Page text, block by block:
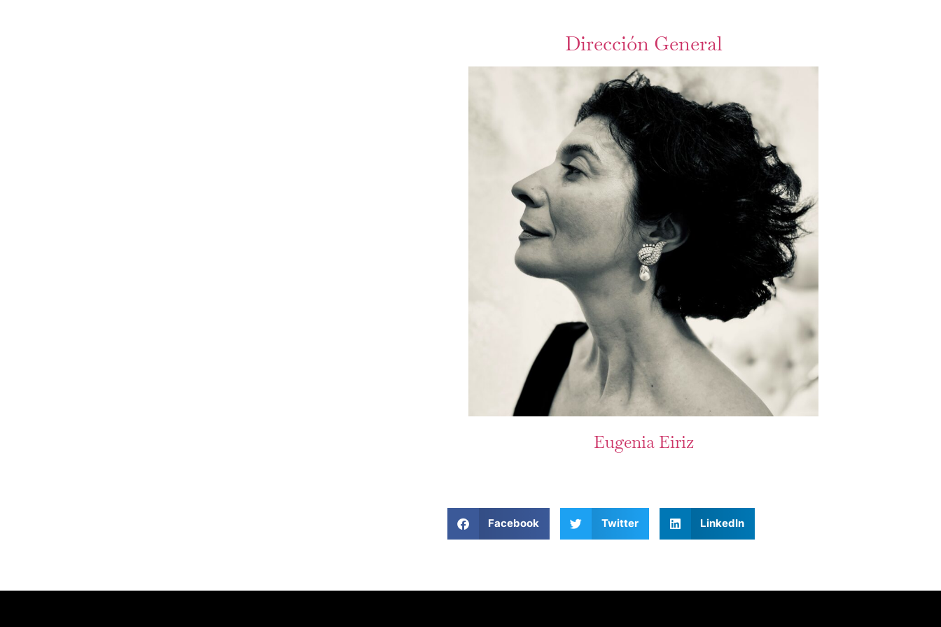
Dirección General
Eugenia Eiriz
Facebook Twitter LinkedIn